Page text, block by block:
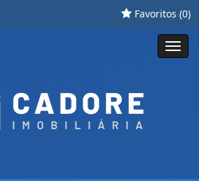
Favoritos (0)